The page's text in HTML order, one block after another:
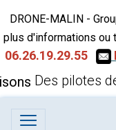
DRONE-MALIN -
plus d'informations ou
06.26.19.29.55
Des pilotes